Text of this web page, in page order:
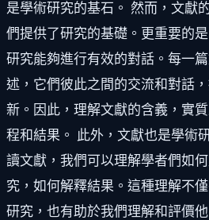
是學術研究的基石。 然而，文獻
們提供了研究的基礎。更重要的
研究能夠進行有效的對話。每一
述，它們彼此之間的交流和對話
新。因此，理解文獻的含義，實
程和結果。 此外，文獻也是學術
讀文獻，我們可以理解學者們如
究，如何解釋結果。這種理解不
研究，也有助於我們理解和評價